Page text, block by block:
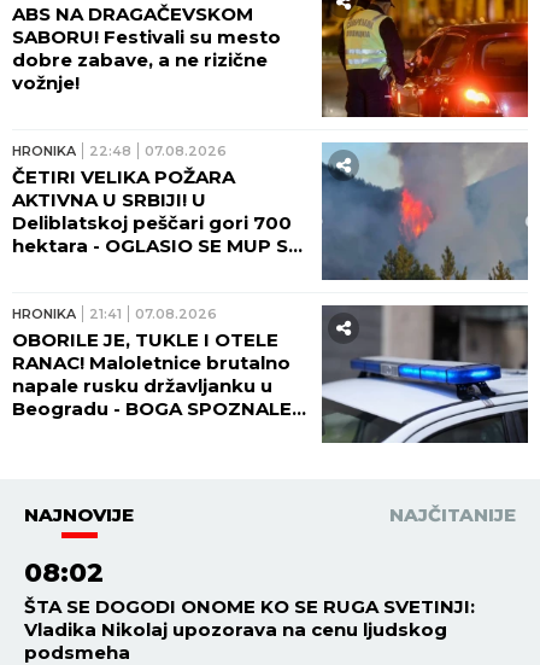
ABS NA DRAGAČEVSKOM
SABORU! Festivali su mesto
dobre zabave, a ne rizične
vožnje!
HRONIKA 22:48 07.08.2026
ČETIRI VELIKA POŽARA
AKTIVNA U SRBIJI! U
Deliblatskoj peščari gori 700
hektara - OGLASIO SE MUP SA
HRONIKA 21:41 07.08.2026
OBORILE JE, TUKLE I OTELE
RANAC! Maloletnice brutalno
napale rusku državljanku u
Beogradu - BOGA SPOZNALE
NAJNOVIJE NAJČITANIJE
08:02
ŠTA SE DOGODI ONOME KO SE RUGA SVETINJI:
Vladika Nikolaj upozorava na cenu ljudskog
podsmeha